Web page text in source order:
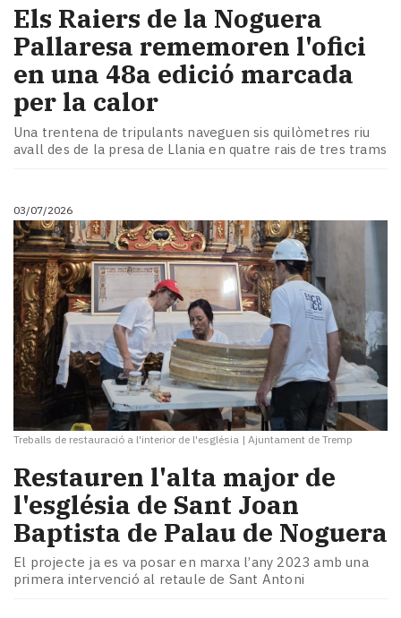
​Els Raiers de la Noguera
Pallaresa rememoren l'ofici
en una 48a edició marcada
per la calor
Una trentena de tripulants naveguen sis quilòmetres riu
avall des de la presa de Llania en quatre rais de tres trams
03/07/2026
Treballs de restauració a l'interior de l'església | Ajuntament de Tremp
​Restauren l'alta major de
l'església de Sant Joan
Baptista de Palau de Noguera
El projecte ja es va posar en marxa l’any 2023 amb una
primera intervenció al retaule de Sant Antoni